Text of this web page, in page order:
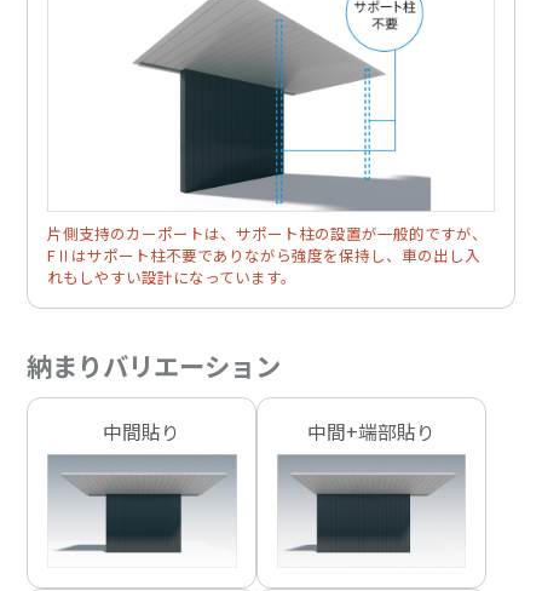
片側支持のカーポートは、サポート柱の設置が一般的ですが、
FⅡはサポート柱不要でありながら強度を保持し、車の出し入
れもしやすい設計になっています。
納まりバリエーション
中間貼り 中間+端部貼り